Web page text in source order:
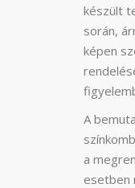
készült
során,
képen
A
a
esetben